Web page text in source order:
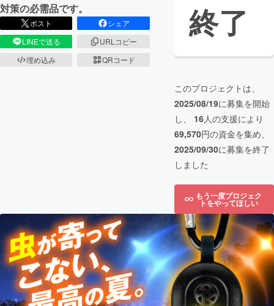
対策の必需品です。
ポスト
シェア
LINEで送る
URLコピー
埋め込み
QRコード
終了
このプロジェクトは、
2025/08/19に募集を開始
し、 16人の支援により
69,570円の資金を集め、
2025/09/30に募集を終了
しました
もう一度プロジェク
トをやってほしい